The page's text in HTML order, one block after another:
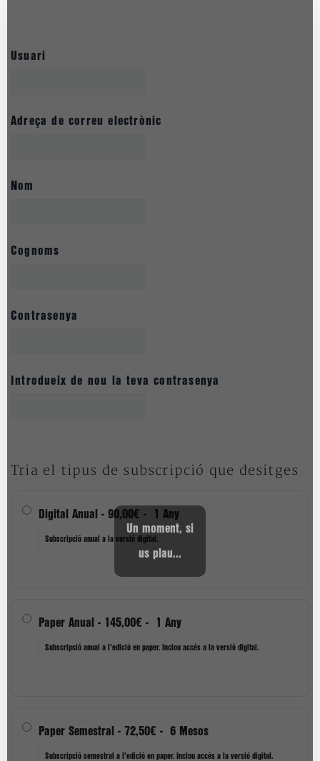
Usuari
Adreça de correu electrònic
Nom
Cognoms
Contrasenya
Introdueix de nou la teva contrasenya
Tria el tipus de subscripció que desitges
Digital Anual - 90,00€ - 1 Any
Subscripció anual a la versió digital.
Paper Anual - 145,00€ - 1 Any
Subscripció anual a l'edició en paper. Inclou accés a la versió digital.
Paper Semestral - 72,50€ - 6 Mesos
Subscripció semestral a l'edició en paper. Inclou accés a la versió digital.
Un moment, si
us plau...